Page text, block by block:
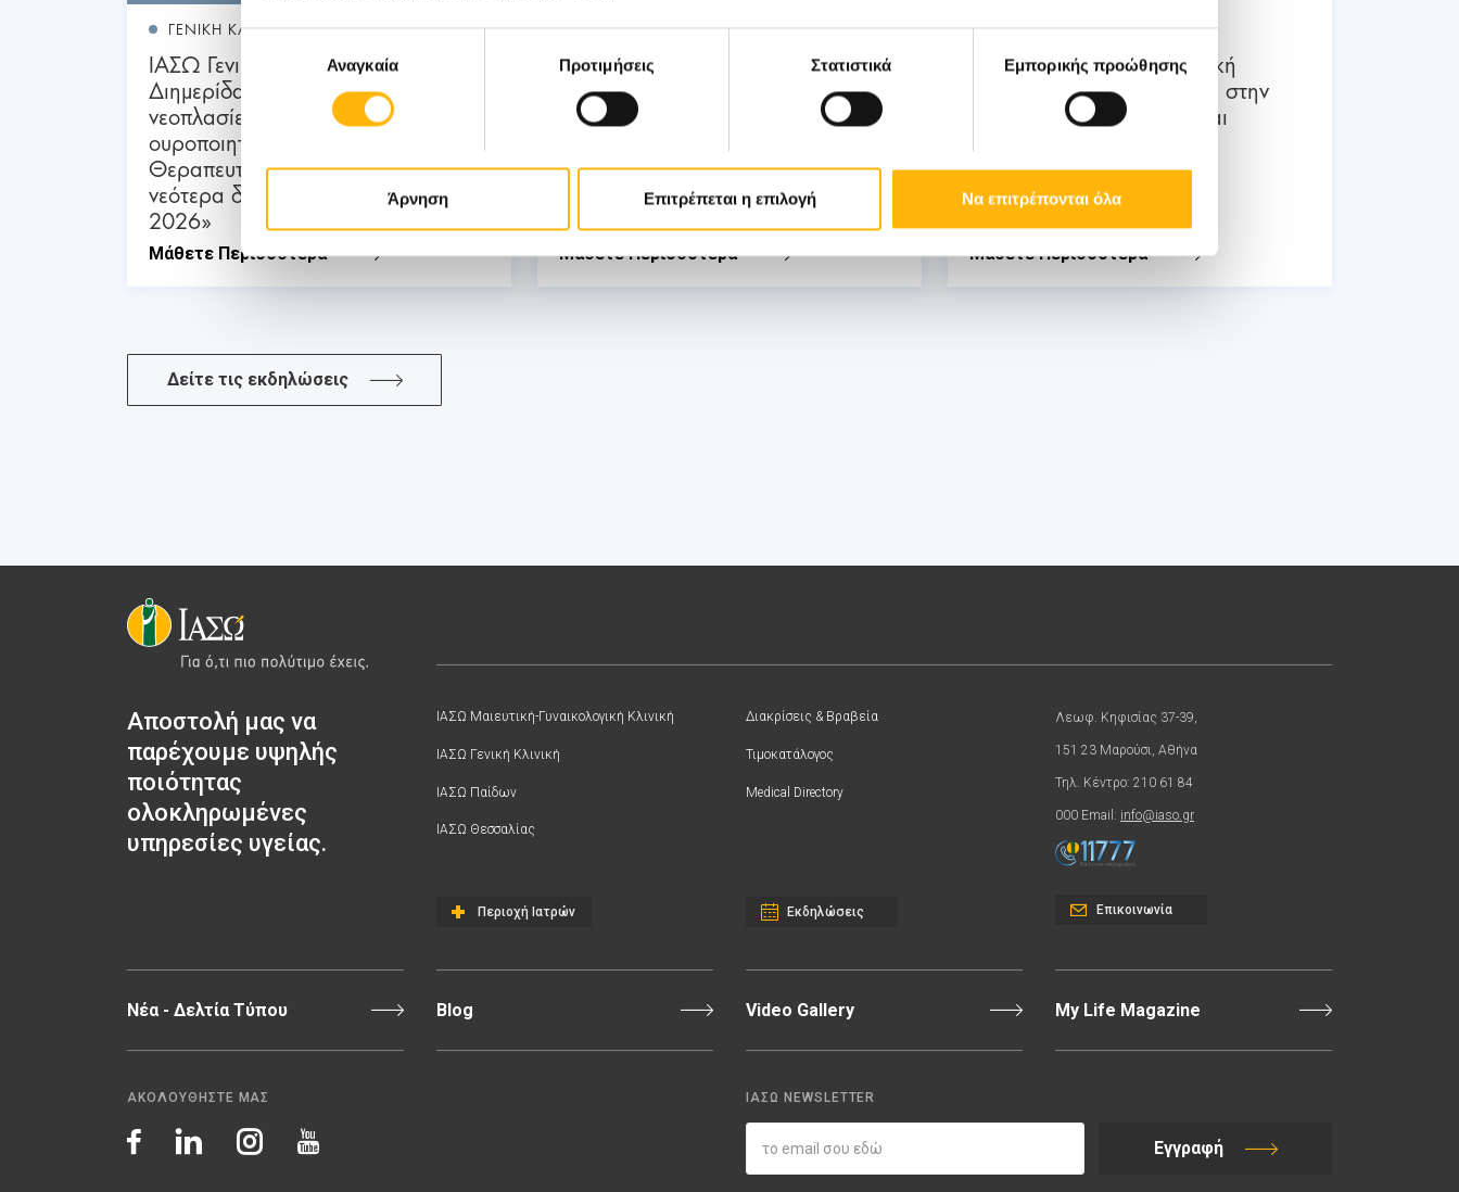
συγκατάθεσηςΑναγκαία Προτιμήσεις Στατιστικά Εμπορικής προώθησης
Άρνηση Επιτρέπεται η επιλογή Να επιτρέπονται όλα
ΓΕΝΙΚΗ ΚΛΙΝΙΚΗ
ΙΑΣΩ Γενική Κλινική: Επιστημονική
Διημερίδα «Γυναικολογικές
νεοπλασίες και νεοπλασίες
ουροποιητικού και μαστού:
Θεραπευτικά διλήμματα και
νεότερα δεδομένα από το ESMO
2026»
Μάθετε Περισσότερα
ΓΕΝΙΚΗ ΚΛΙΝΙΚΗ
ΙΑΣΩ: Ημερίδα «Ενδιαφέροντα
θέματα Λοιμώξεων»
Μάθετε Περισσότερα
ΜΑΙΕΥΤΙΚΗ - ΓΥΝΑΙΚΟΛΟΓΙΚΗ
ΙΑΣΩ: Διημερίδα «Εμβρυϊκή
Νευρολογία: Ο ρόλος της στην
προγεννητική διάγνωση και
Μάθετε Περισσότερα
Δείτε τις εκδηλώσεις
Αποστολή μας να
παρέχουμε υψηλής
ποιότητας
ολοκληρωμένες
υπηρεσίες υγείας.
ΙΑΣΩ Μαιευτική-Γυναικολογική Κλινική
ΙΑΣΩ Γενική Κλινική
ΙΑΣΩ Παίδων
ΙΑΣΩ Θεσσαλίας
Περιοχή Ιατρών
Διακρίσεις & Βραβεία
Τιμοκατάλογος
Medical Directory
Εκδηλώσεις
Λεωφ. Κηφισίας 37-39,
151 23 Μαρούσι, Αθήνα
Τηλ. Κέντρο: 210 61 84
000 Email: info@iaso.gr
Επικοινωνία
Νέα - Δελτία Τύπου Blog Video Gallery My Life Magazine
ΑΚΟΛΟΥΘΗΣΤΕ ΜΑΣ ΙΑΣΩ NEWSLETTER
Εγγραφή